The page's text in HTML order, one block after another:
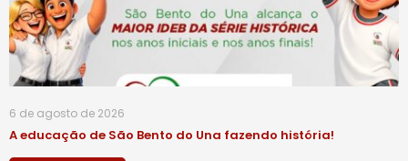
6 de agosto de 2026
A educação de São Bento do Una fazendo história!